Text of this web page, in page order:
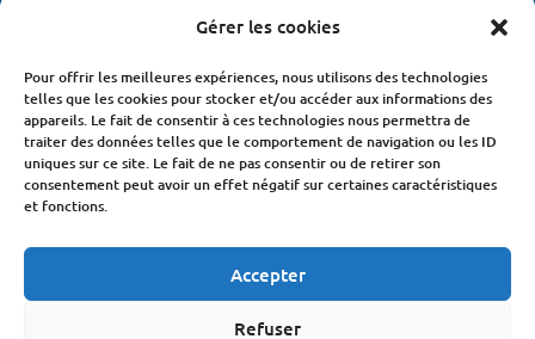
Gérer les cookies
Pour offrir les meilleures expériences, nous utilisons des technologies
telles que les cookies pour stocker et/ou accéder aux informations des
appareils. Le fait de consentir à ces technologies nous permettra de
traiter des données telles que le comportement de navigation ou les ID
uniques sur ce site. Le fait de ne pas consentir ou de retirer son
consentement peut avoir un effet négatif sur certaines caractéristiques
et fonctions.
Accepter
Refuser
07-66-48-71-77
Notre formulaire de contact
Cliquez ici
Politique de confidentialité